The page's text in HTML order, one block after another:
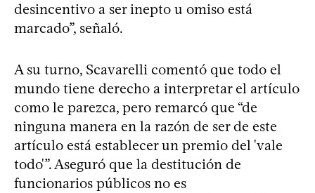
desincentivo a ser inepto u omiso está
marcado”, señaló.
A su turno, Scavarelli comentó que todo el
mundo tiene derecho a interpretar el artículo
como le parezca, pero remarcó que “de
ninguna manera en la razón de ser de este
artículo está establecer un premio del 'vale
todo'”. Aseguró que la destitución de
funcionarios públicos no es